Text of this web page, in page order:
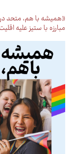
مبارزه با ستیز علیه